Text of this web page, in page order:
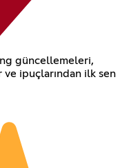
güncellemeleri,
ipuçlarından ilk sen